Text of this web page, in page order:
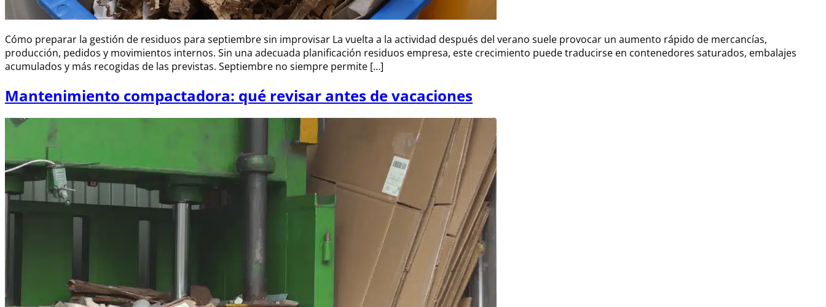
Cómo preparar la gestión de residuos para septiembre sin improvisar La vuelta a la actividad después del verano suele provocar un aumento rápido de mercancías,
producción, pedidos y movimientos internos. Sin una adecuada planificación residuos empresa, este crecimiento puede traducirse en contenedores saturados, embalajes
acumulados y más recogidas de las previstas. Septiembre no siempre permite […]
Mantenimiento compactadora: qué revisar antes de vacaciones